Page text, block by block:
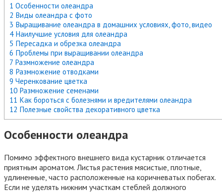
1 Особенности олеандра
2 Виды олеандра с фото
3 Выращивание олеандра в домашних условиях, фото, видео
4 Наилучшие условия для олеандра
5 Пересадка и обрезка олеандра
6 Проблемы при выращивании олеандра
7 Размножение олеандра
8 Размножение отводками
9 Черенкование цветка
10 Размножение семенами
11 Как бороться с болезнями и вредителями олеандра
12 Полезные свойства декоративного цветка
Особенности олеандра
Помимо эффектного внешнего вида кустарник отличается
приятным ароматом. Листья растения мясистые, плотные,
удлиненные, часто расположенные на коричневатых побегах.
Если не уделять нижним участкам стеблей должного